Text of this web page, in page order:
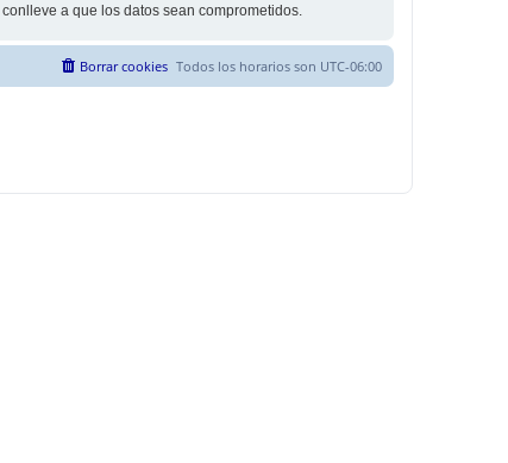
a que los datos sean comprometidos.
Todos los horarios son UTC-06:00
Borrar cookies